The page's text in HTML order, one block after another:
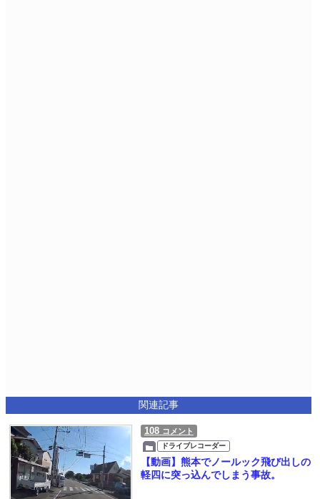
関連記事
108 コメント
ドライブレコーダー
【動画】熊本でノールック飛び出しの
軽四に突っ込んでしまう事故。